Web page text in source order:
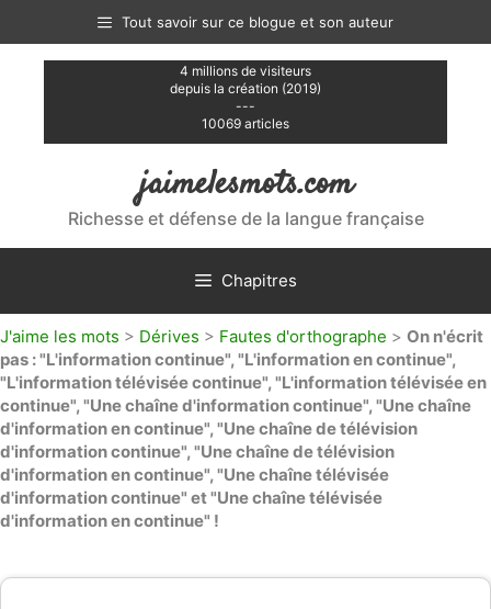
contenu
Tout savoir sur ce blogue et son auteur
4 millions de visiteurs
depuis la création (2019)
---
10069 articles
jaimelesmots.com
Richesse et défense de la langue française
Chapitres
J'aime les mots > Dérives > Fautes d'orthographe > On n'écrit
pas : "L'information continue", "L'information en continue",
"L'information télévisée continue", "L'information télévisée en
continue", "Une chaîne d'information continue", "Une chaîne
d'information en continue", "Une chaîne de télévision
d'information continue", "Une chaîne de télévision
d'information en continue", "Une chaîne télévisée
d'information continue" et "Une chaîne télévisée
d'information en continue" !